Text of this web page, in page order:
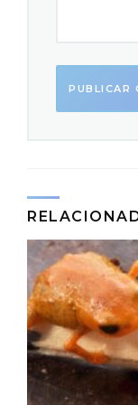
melhor caminho
mais
2159/21.
sentido
e